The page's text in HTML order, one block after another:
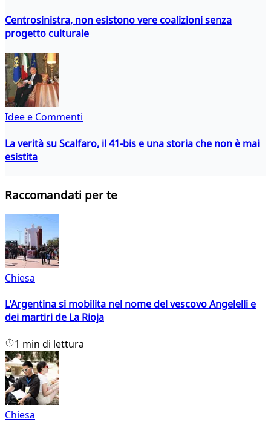
Centrosinistra, non esistono vere coalizioni senza
progetto culturale
Idee e Commenti
La verità su Scalfaro, il 41-bis e una storia che non è mai
esistita
Raccomandati per te
Chiesa
L'Argentina si mobilita nel nome del vescovo Angelelli e
dei martiri de La Rioja
1 min di lettura
Chiesa